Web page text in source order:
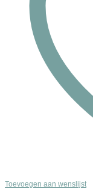
Toevoegen aan wenslijst